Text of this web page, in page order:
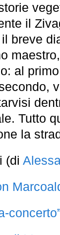
il
breve
al
Tutto
la
(di